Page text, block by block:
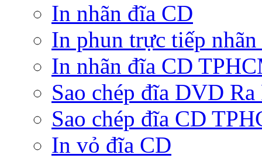
In nhãn đĩa CD
In phun trực tiếp
In nhãn đĩa CD
Sao chép đĩa DVD
Sao chép đĩa CD
In vỏ đĩa CD